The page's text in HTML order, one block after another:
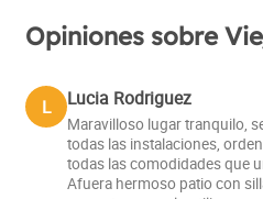
Opiniones sobre
L Lucia Rodriguez
Maravilloso lugar tranquilo,
todas las instalaciones,
todas las comodidades que
Afuera hermoso patio con